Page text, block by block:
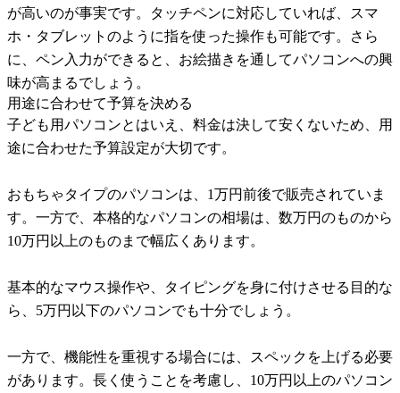
が高いのが事実です。タッチペンに対応していれば、スマ
ホ・タブレットのように指を使った操作も可能です。さら
に、ペン入力ができると、お絵描きを通してパソコンへの興
味が高まるでしょう。
用途に合わせて予算を決める
子ども用パソコンとはいえ、料金は決して安くないため、用
途に合わせた予算設定が大切です。
おもちゃタイプのパソコンは、1万円前後で販売されていま
す。一方で、本格的なパソコンの相場は、数万円のものから
10万円以上のものまで幅広くあります。
基本的なマウス操作や、タイピングを身に付けさせる目的な
ら、5万円以下のパソコンでも十分でしょう。
一方で、機能性を重視する場合には、スペックを上げる必要
があります。長く使うことを考慮し、10万円以上のパソコン